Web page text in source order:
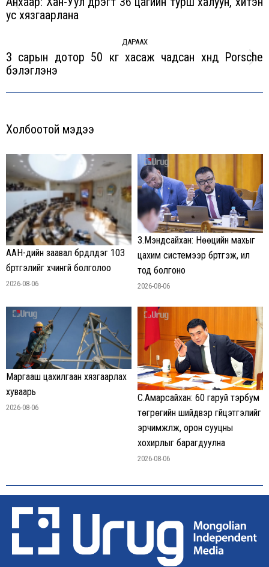
Previous
ус хязгаарлана
ДАРААХ
Next
3 сарын дотор 50 кг хасаж чадсан хүнд Porsche
бэлэглэнэ
Холбоотой мэдээ
ААН-үүдийн заавал бүрдүүлдэг 103
бүртгэлийг хүчингүй болголоо
2026-08-06
З.Мэндсайхан: Нөөцийн махыг
цахим системээр бүртгэж, ил
тод болгоно
2026-08-06
Маргааш цахилгаан хязгаарлах
хуваарь
2026-08-06
С.Амарсайхан: 60 гаруй тэрбум
төгрөгийн шийдвэр гүйцэтгэлийг
эрчимжүүлж, орон сууцны
хохирлыг барагдуулна
2026-08-06